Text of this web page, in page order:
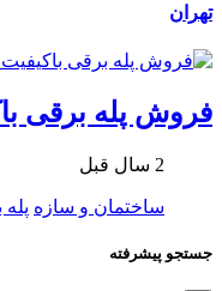
تهران
فروش پله برقی
2 سال قبل
ساختمان و سازه
جستجو پیشرفته